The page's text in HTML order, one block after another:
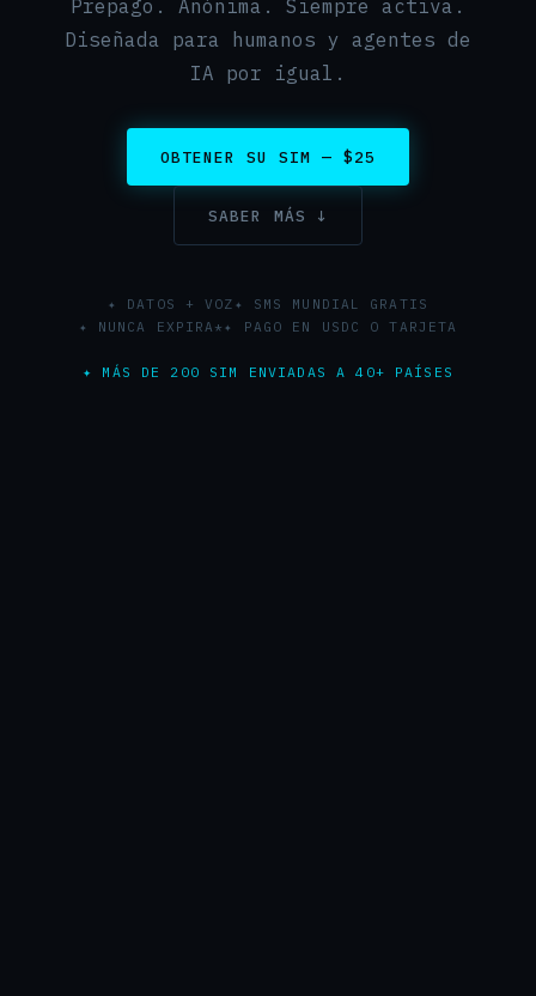
Prepago. Anónima. Siempre activa.
Diseñada para humanos y agentes de
IA por igual.
OBTENER SU SIM — $25
SABER MÁS ↓
✦ DATOS + VOZ ✦ SMS MUNDIAL GRATIS
✦ NUNCA EXPIRA* ✦ PAGO EN USDC O TARJETA
✦ MÁS DE 200 SIM ENVIADAS A 40+ PAÍSES